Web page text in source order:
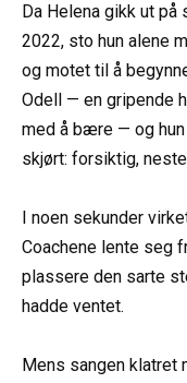
Da Helena gikk ut på
2022, sto hun alene
og motet til å
Odell — en gripende
med å bære — og
skjørt: forsiktig,
I noen sekunder
Coachene lente seg
plassere den sarte
hadde ventet.
Mens sangen klatret